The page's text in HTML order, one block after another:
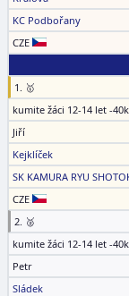
KC Podbořany
CZE
1. 🥇
kumite žáci 12-14 let -
Jiří
Kejklíček
SK KAMURA RYU
CZE
2. 🥈
kumite žáci 12-14 let -
Petr
Sládek